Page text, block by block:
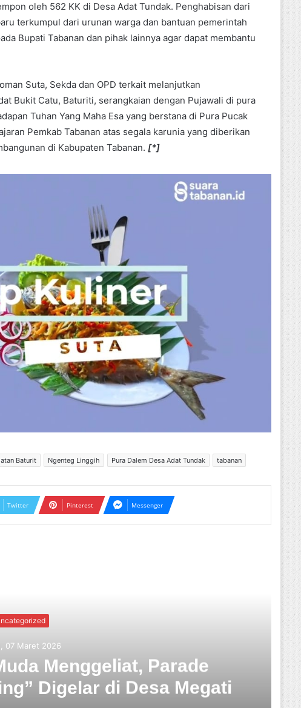
oleh 562 KK di Desa Adat Tundak. Penghabisan dari
terkumpul dari urunan warga dan bantuan pemerintah
Bupati Tabanan dan pihak lainnya agar dapat membantu
Suta, Sekda dan OPD terkait melanjutkan
Bukit Catu, Baturiti, serangkaian dengan Pujawali di pura
Tuhan Yang Maha Esa yang berstana di Pura Pucak
Pemkab Tabanan atas segala karunia yang diberikan
di Kabupaten Tabanan. [*]
Baturit Ngenteg Linggih Pura Dalem Desa Adat Tundak tabanan
Twitter Pinterest Messenger
Rabu, 01 Oktober 2025
Pagar GWK, KMHDI
dari Kasus Ini Harus Diusut